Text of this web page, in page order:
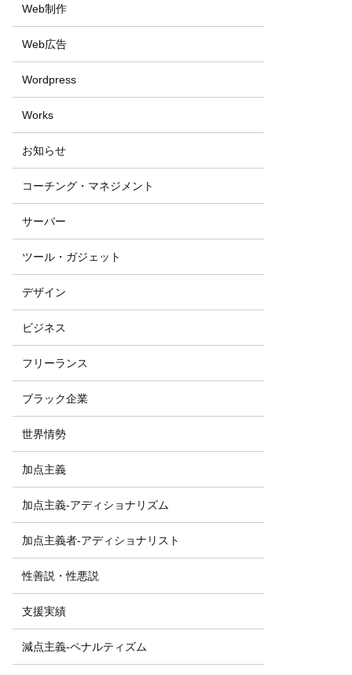
Web制作
Web広告
Wordpress
Works
お知らせ
コーチング・マネジメント
サーバー
ツール・ガジェット
デザイン
ビジネス
フリーランス
ブラック企業
世界情勢
加点主義
加点主義-アディショナリズム
加点主義者-アディショナリスト
性善説・性悪説
支援実績
減点主義-ペナルティズム